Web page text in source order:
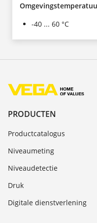
-40 ... 60 °C
PRODUCTEN
Productcatalogus
Niveaumeting
Niveaudetectie
Druk
Digitale dienstverlening